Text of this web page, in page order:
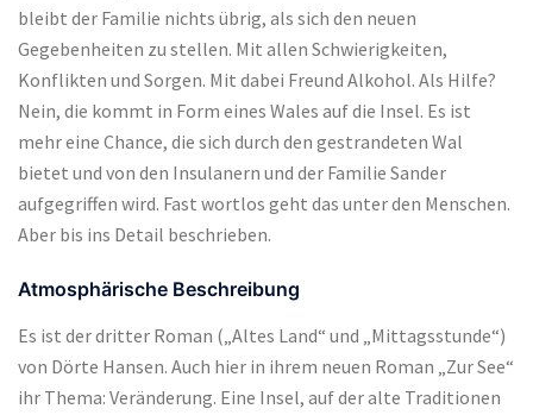
bleibt der Familie nichts übrig, als sich den neuen
Gegebenheiten zu stellen. Mit allen Schwierigkeiten,
Konflikten und Sorgen. Mit dabei Freund Alkohol. Als Hilfe?
Nein, die kommt in Form eines Wales auf die Insel. Es ist
mehr eine Chance, die sich durch den gestrandeten Wal
bietet und von den Insulanern und der Familie Sander
aufgegriffen wird. Fast wortlos geht das unter den Menschen.
Aber bis ins Detail beschrieben.
Atmosphärische Beschreibung
Es ist der dritter Roman („Altes Land“ und „Mittagsstunde“)
von Dörte Hansen. Auch hier in ihrem neuen Roman „Zur See“
ihr Thema: Veränderung. Eine Insel, auf der alte Traditionen